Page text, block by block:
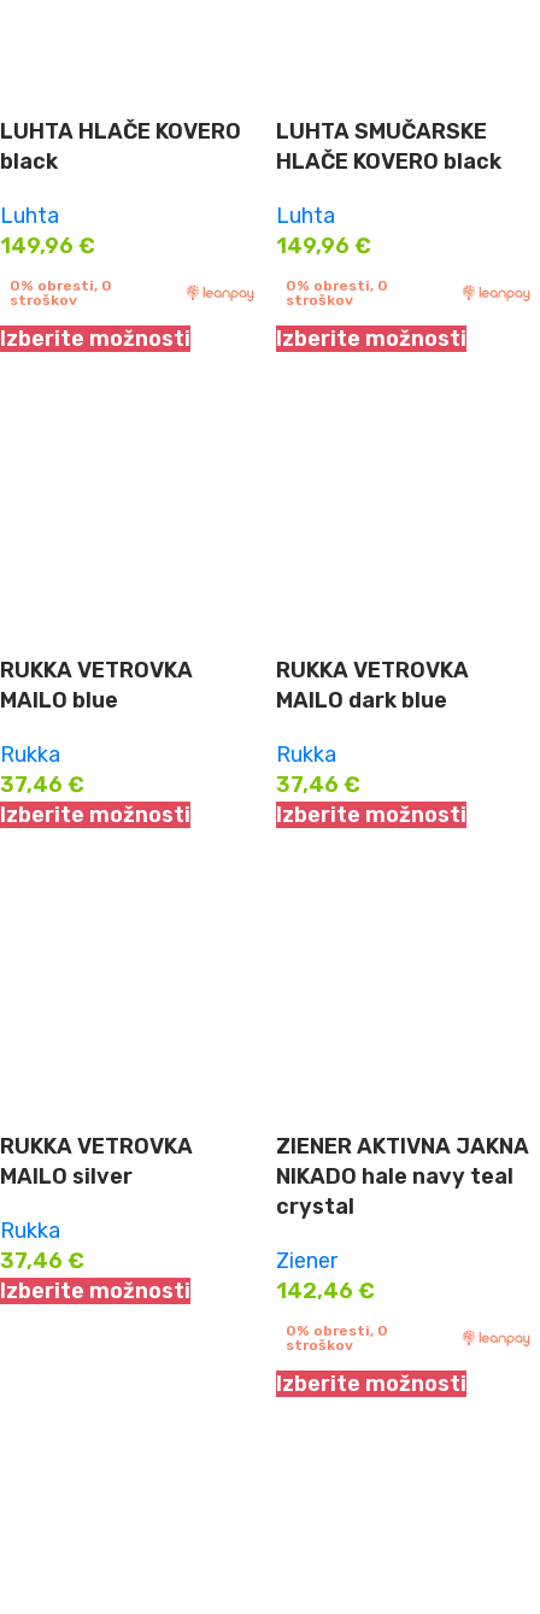
LUHTA HLAČE KOVERO
black
Luhta
149,96 €
0% obresti, 0
stroškov
Izberite možnosti
LUHTA SMUČARSKE
HLAČE KOVERO black
Luhta
149,96 €
0% obresti, 0
stroškov
Izberite možnosti
RUKKA VETROVKA
MAILO blue
Rukka
37,46 €
Izberite možnosti
RUKKA VETROVKA
MAILO dark blue
Rukka
37,46 €
Izberite možnosti
RUKKA VETROVKA
MAILO silver
Rukka
37,46 €
Izberite možnosti
ZIENER AKTIVNA JAKNA
NIKADO hale navy teal
crystal
Ziener
142,46 €
0% obresti, 0
stroškov
Izberite možnosti